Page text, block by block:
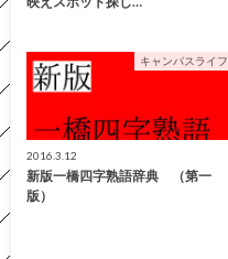
キャンパスライフ
2016.3.12
新版一橋四字熟語辞典 （第一
版）